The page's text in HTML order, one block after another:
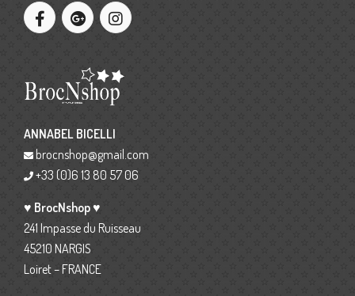
ANNABEL BICELLI
brocnshop@gmail.com
+33 (0)6 13 80 57 06
♥ BrocNshop ♥
241 Impasse du Ruisseau
45210 NARGIS
Loiret – FRANCE